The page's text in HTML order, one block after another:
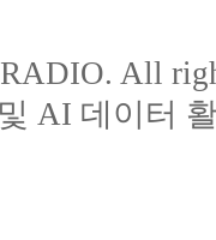
All
AI 데이터